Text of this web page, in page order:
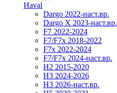
Haval
Dargo 2022-наст.вр.
Dargo X 2023-наст.вр.
F7 2022-2024
F7/F7x 2018-2022
F7x 2022-2024
F7/F7x 2024-наст.вр.
H2 2015-2020
H3 2024-2026
H3 2026-наст.вр.